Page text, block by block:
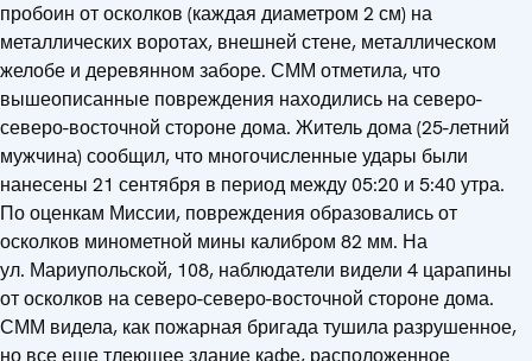
пробоин от осколков (каждая диаметром 2 см) на
металлических воротах, внешней стене, металлическом
желобе и деревянном заборе. СММ отметила, что
вышеописанные повреждения находились на северо-
северо-восточной стороне дома. Житель дома (25-летний
мужчина) сообщил, что многочисленные удары были
нанесены 21 сентября в период между 05:20 и 5:40 утра.
По оценкам Миссии, повреждения образовались от
осколков минометной мины калибром 82 мм. На
ул. Мариупольской, 108, наблюдатели видели 4 царапины
от осколков на северо-северо-восточной стороне дома.
СММ видела, как пожарная бригада тушила разрушенное,